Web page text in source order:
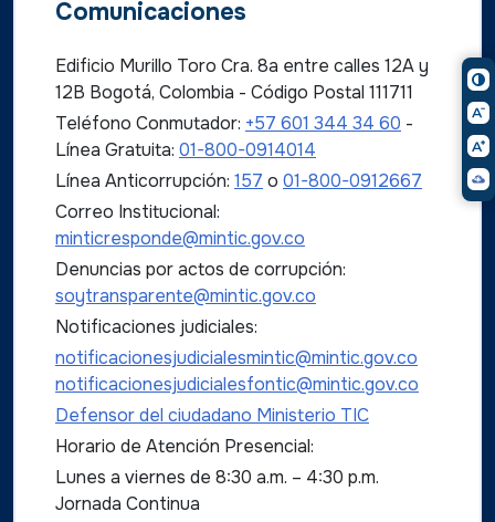
Comunicaciones
Edificio Murillo Toro Cra. 8a entre calles 12A y
12B Bogotá, Colombia - Código Postal 111711
Teléfono Conmutador: +57 601 344 34 60 -
Línea Gratuita: 01-800-0914014
Línea Anticorrupción: 157 o 01-800-0912667
Correo Institucional:
minticresponde@mintic.gov.co
Denuncias por actos de corrupción:
soytransparente@mintic.gov.co
Notificaciones judiciales:
notificacionesjudicialesmintic@mintic.gov.co
notificacionesjudicialesfontic@mintic.gov.co
Defensor del ciudadano Ministerio TIC
Horario de Atención Presencial:
Lunes a viernes de 8:30 a.m. – 4:30 p.m.
Jornada Continua